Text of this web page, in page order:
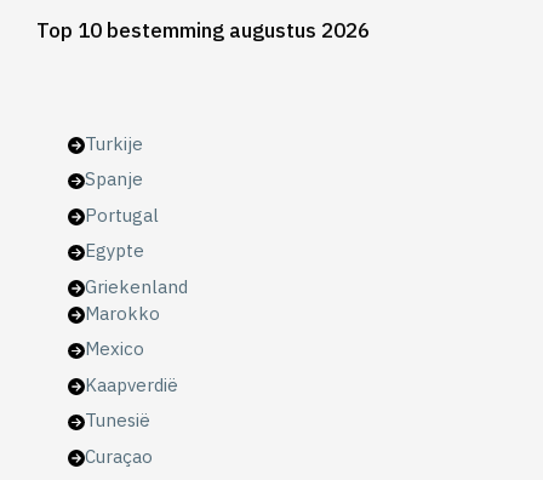
Top 10 bestemming augustus 2026
Turkije
Spanje
Portugal
Egypte
Griekenland
Marokko
Mexico
Kaapverdië
Tunesië
Curaçao